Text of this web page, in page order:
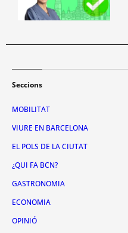
Seccions
MOBILITAT
VIURE EN BARCELONA
EL POLS DE LA CIUTAT
¿QUI FA BCN?
GASTRONOMIA
ECONOMIA
OPINIÓ